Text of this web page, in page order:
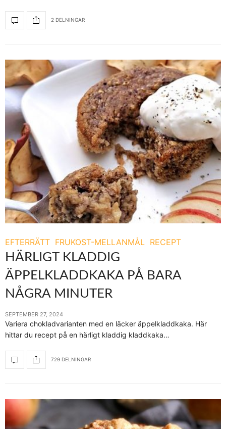
2 DELNINGAR
EFTERRÄTT FRUKOST-MELLANMÅL RECEPT
HÄRLIGT KLADDIG
ÄPPELKLADDKAKA PÅ BARA
NÅGRA MINUTER
SEPTEMBER 27, 2024
Variera chokladvarianten med en läcker äppelkladdkaka. Här
hittar du recept på en härligt kladdig kladdkaka…
729 DELNINGAR